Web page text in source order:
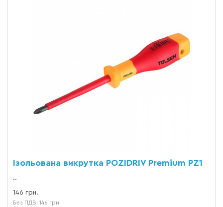
Ізольована викрутка POZIDRIV Premium PZ1
..
146 грн.
Без ПДВ: 146 грн.